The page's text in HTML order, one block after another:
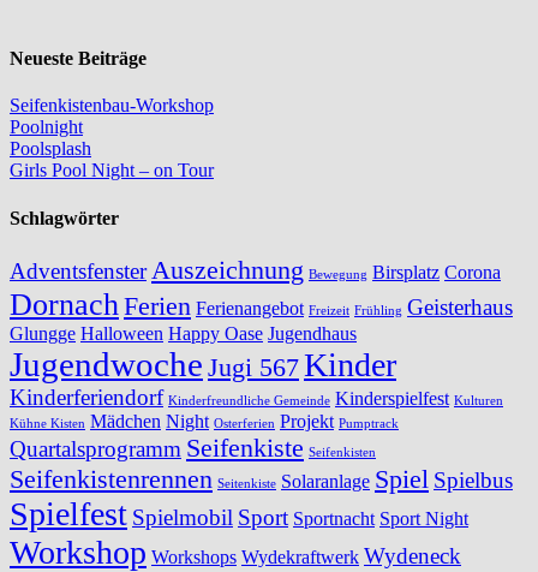
Neueste Beiträge
Seifenkistenbau-Workshop
Poolnight
Poolsplash
Girls Pool Night – on Tour
Schlagwörter
Adventsfenster Auszeichnung Bewegung Birsplatz Corona
Dornach Ferien Ferienangebot Freizeit Frühling Geisterhaus
Glungge Halloween Happy Oase Jugendhaus
Jugendwoche Jugi 567Kinder
Kinderferiendorf Kinderfreundliche Gemeinde Kinderspielfest Kulturen
Kühne Kisten Mädchen Night Osterferien Projekt Pumptrack
Quartalsprogramm Seifenkiste Seifenkisten
Seifenkistenrennen Seitenkiste Solaranlage Spiel Spielbus
Spielfest Spielmobil Sport Sportnacht Sport Night
Workshop Workshops Wydekraftwerk Wydeneck